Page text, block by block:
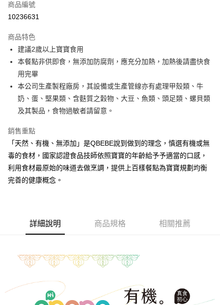
LINE Pay
街口支付
悠遊付
全盈+PAY
大哥付你分期
相關說明
1.本服務由台灣大哥大提供，台灣大哥大用戶可立即使用無須另外申請。
2.付款方式選擇「大哥付你分期」，訂單成立後會自動跳轉到大哥付的交易
流程，驗證手機門號後，選擇欲分期的期數、繳款截止日，確認付款後即完
成交易。
3.實際核准額度、可分期數及費用金額請依後續交易確認頁面所載為準。
4.訂單成立30分鐘內，如未前往確認交易或遇審核未通過，訂單將自動取
醒簡訊。
【注意事項】
1.本服務係由「台灣大哥大股份有限公司」（以下簡稱本公司）所提供，讓
買賣價金債權讓與本公司後，依約使用本公司帳單繳交帳款。
2.基於同意付款使用「大哥付你分期」之契約關係目的，商店將以您的個人
資料（包含姓名、電話或地址）提供予台灣大哥大進項蒐集、處理及利用，
AFTEE先享後付
相關說明
【關於「AFTEE先享後付」】
AFTEE先享後付是「在收到商品之後才付款」的支付方式。 讓您購物簡單
便利好安心！
１．簡單：不需註冊會員、不需綁卡、不需儲值。
１．於結帳方式選擇「AFTEE先享後付」後，將跳轉至「AFTEE先享後付」
結帳頁面，進行簡訊認證並確認金額後，即可完成結帳。
ATM／網路銀行／等多元方式進行付款，方視為交易完成。
後付繳納相關費用。
※ 交易是否成功請以「AFTEE先享後付 」之結帳頁面顯示為準，若有關於
冷凍7-11取貨(快速到店)
冷凍宅配-本島
冷凍宅配-離島
商品編號
10236631
商品特色
建議2歲以上寶寶食用
本餐點非供即食，無添加防腐劑，應充分加熱，加熱後請盡快食
用完畢
本公司生產製程廠房，其設備或生產管線亦有處理甲殼類、牛
奶、蛋、堅果類、含麩質之穀物、大豆、魚類、頭足類、螺貝類
及其製品，食物過敏者請留意。
銷售重點
「天然、有機、無添加」是QBEBE說到做到的理念，慎選有機或無
毒的食材，國家認證食品技師依照寶寶的年齡給予予適當的口感，
利用食材最原始的味道去做烹調，提供上百樣餐點為寶寶規劃均衡
完善的健康概念。
詳細說明 商品規格 相關推薦